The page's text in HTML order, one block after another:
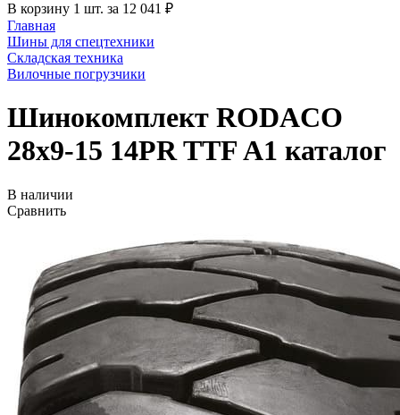
В корзину 1 шт. за 12 041 ₽
Главная
Шины для спецтехники
Складская техника
Вилочные погрузчики
Шинокомплект RODACO
28x9-15 14PR TTF A1 каталог
В наличии
Сравнить